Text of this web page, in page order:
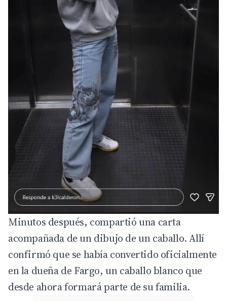
Minutos después, compartió una carta
acompañada de un dibujo de un caballo. Allí
confirmó que se había convertido oficialmente
en la dueña de Fargo, un caballo blanco que
desde ahora formará parte de su familia.